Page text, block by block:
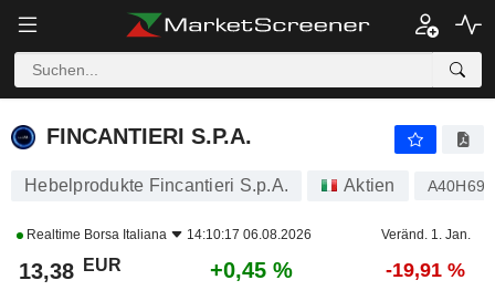
FINCANTIERI S.P.A.
FINCANTIERI S.P.A.
Hebelprodukte Fincantieri S.p.A. Aktien A40H69
Realtime Borsa Italiana 14:10:17 06.08.2026 Veränd. 1. Jan.
13,38 EUR +0,45 % -19,91 %